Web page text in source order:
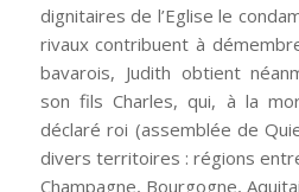
dignitaires de l’Eglise le
rivaux contribuent à
bavarois, Judith obtient
son fils Charles, qui, à la
déclaré roi (assemblée de
divers territoires : régions
Champagne, Bourgogne,